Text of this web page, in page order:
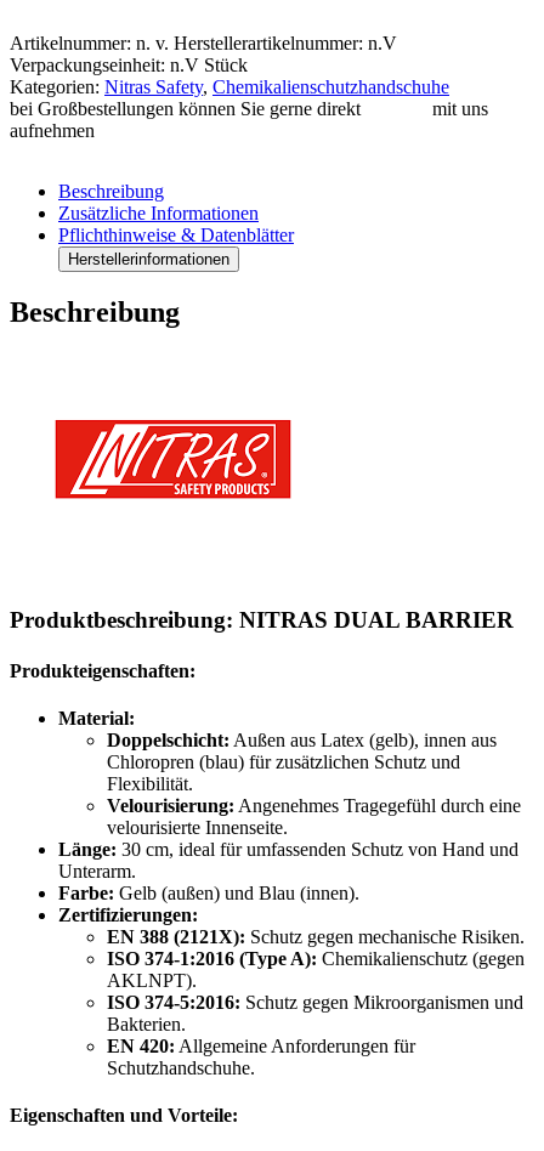
Menge
Artikelnummer: n. v. Herstellerartikelnummer: n.V
Verpackungseinheit: n.V Stück
Kategorien: Nitras Safety, Chemikalienschutzhandschuhe
bei Großbestellungen können Sie gerne direkt
mit uns
aufnehmen
Beschreibung
Zusätzliche Informationen
Pflichthinweise & Datenblätter
Herstellerinformationen
Beschreibung
Produktbeschreibung: NITRAS DUAL BARRIER
Produkteigenschaften:
Material:
Doppelschicht: Außen aus Latex (gelb), innen aus
Chloropren (blau) für zusätzlichen Schutz und
Flexibilität.
Velourisierung: Angenehmes Tragegefühl durch eine
velourisierte Innenseite.
Länge: 30 cm, ideal für umfassenden Schutz von Hand und
Unterarm.
Farbe: Gelb (außen) und Blau (innen).
Zertifizierungen:
EN 388 (2121X): Schutz gegen mechanische Risiken.
ISO 374-1:2016 (Type A): Chemikalienschutz (gegen
AKLNPT).
ISO 374-5:2016: Schutz gegen Mikroorganismen und
Bakterien.
EN 420: Allgemeine Anforderungen für
Schutzhandschuhe.
Eigenschaften und Vorteile: